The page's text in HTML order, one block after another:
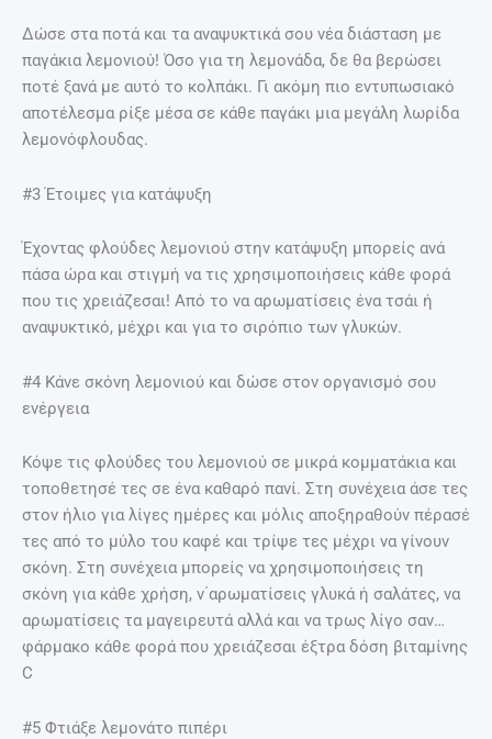
Δώσε στα ποτά και τα αναψυκτικά σου νέα διάσταση με
παγάκια λεμονιού! Όσο για τη λεμονάδα, δε θα βερώσει
ποτέ ξανά με αυτό το κολπάκι. Γι ακόμη πιο εντυπωσιακό
αποτέλεσμα ρίξε μέσα σε κάθε παγάκι μια μεγάλη λωρίδα
λεμονόφλουδας.
#3 Έτοιμες για κατάψυξη
Έχοντας φλούδες λεμονιού στην κατάψυξη μπορείς ανά
πάσα ώρα και στιγμή να τις χρησιμοποιήσεις κάθε φορά
που τις χρειάζεσαι! Από το να αρωματίσεις ένα τσάι ή
αναψυκτικό, μέχρι και για το σιρόπιο των γλυκών.
#4 Κάνε σκόνη λεμονιού και δώσε στον οργανισμό σου
ενέργεια
Κόψε τις φλούδες του λεμονιού σε μικρά κομματάκια και
τοποθετησέ τες σε ένα καθαρό πανί. Στη συνέχεια άσε τες
στον ήλιο για λίγες ημέρες και μόλις αποξηραθούν πέρασέ
τες από το μύλο του καφέ και τρίψε τες μέχρι να γίνουν
σκόνη. Στη συνέχεια μπορείς να χρησιμοποιήσεις τη
σκόνη για κάθε χρήση, ν΄αρωματίσεις γλυκά ή σαλάτες, να
αρωματίσεις τα μαγειρευτά αλλά και να τρως λίγο σαν…
φάρμακο κάθε φορά που χρειάζεσαι έξτρα δόση βιταμίνης
C
#5 Φτιάξε λεμονάτο πιπέρι